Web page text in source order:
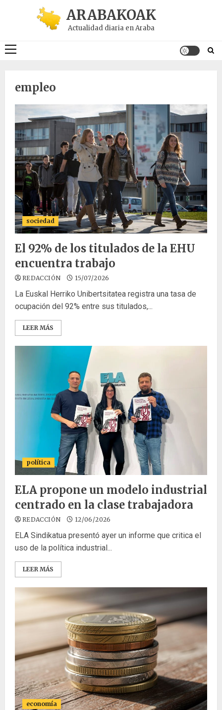
ARABAKOAK
Actualidad diaria en Araba
Menú
empleo
sociedad
El 92% de los titulados de la EHU
encuentra trabajo
REDACCIÓN 15/07/2026
La Euskal Herriko Unibertsitatea registra una tasa de
ocupación del 92% entre sus titulados,...
LEER MÁS
política
ELA propone un modelo industrial
centrado en la clase trabajadora
REDACCIÓN 12/06/2026
ELA Sindikatua presentó ayer un informe que critica el
uso de la política industrial...
LEER MÁS
economía